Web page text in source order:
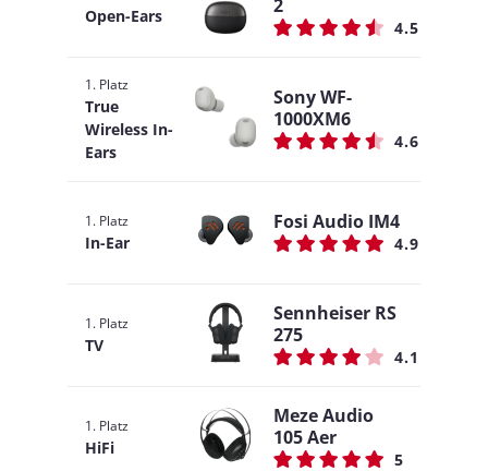
Open-Ears 2
4.5
1. Platz
True
Wireless In-
Ears
Sony WF-
1000XM6
4.6
1. Platz
In-Ear
Fosi Audio IM4
4.9
1. Platz
TV
Sennheiser RS
275
4.1
1. Platz
HiFi
Meze Audio
105 Aer
5